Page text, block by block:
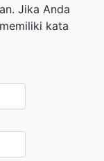
Jika Anda
kata